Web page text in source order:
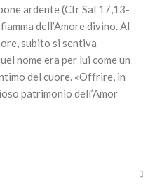
ardente (Cfr Sal 17,13-
dell’Amore divino. Al
subito si sentiva
nome era per lui come un
del cuore. «Offrire, in
patrimonio dell’Amor